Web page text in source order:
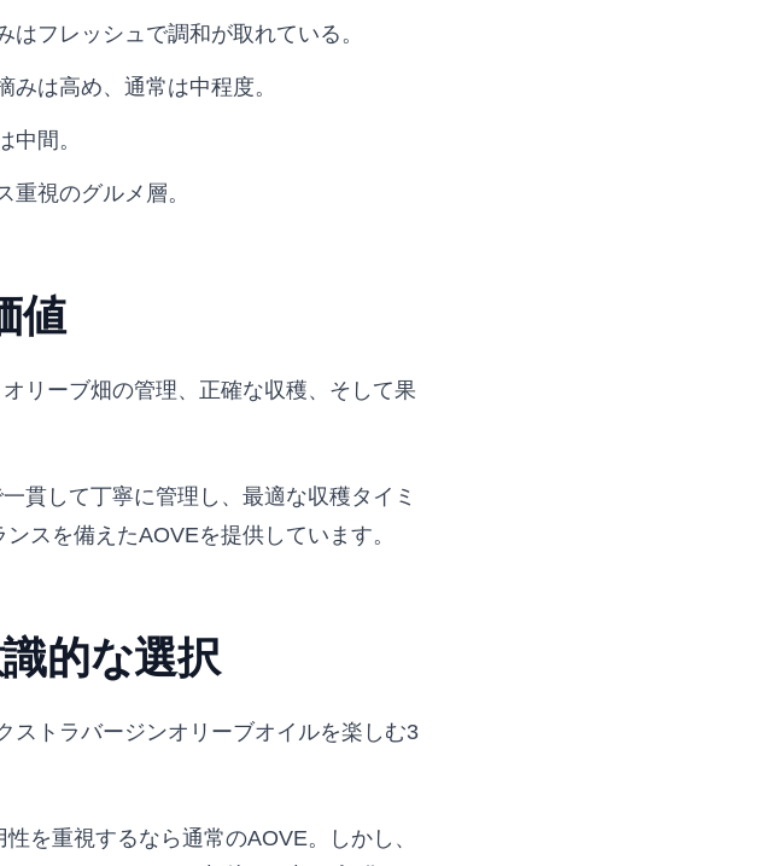
フレッシュで調和が取れている。
みは高め、通常は中程度。
中間。
重視のグルメ層。
値
リーブ畑の管理、正確な収穫、そして果
貫して丁寧に管理し、最適な収穫タイミ
スを備えたAOVEを提供しています。
的な選択
ストラバージンオリーブオイルを楽しむ3
を重視するなら通常のAOVE。しかし、